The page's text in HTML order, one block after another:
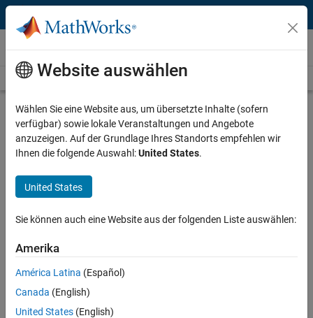
Weiter zum Inhalt
Videos
Videos Home Search
Play
Description
Applications
From the series:
Signal Processing and Wireless – Webinar
Recorded: 6 Nov 2020
Related Resources
Website auswählen
Wählen Sie eine Website aus, um übersetzte Inhalte (sofern
verfügbar) sowie lokale Veranstaltungen und Angebote
anzuzeigen. Auf der Grundlage Ihres Standorts empfehlen wir
Ihnen die folgende Auswahl:United States.
United States
Sie können auch eine Website aus der folgenden Liste auswählen:
Amerika
América Latina (Español)
Canada (English)
United States (English)